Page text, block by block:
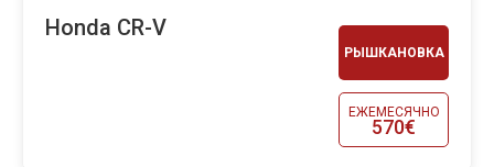
РЫШКАНОВКА
ЕЖЕМЕСЯЧНО
570€
Honda CR-V